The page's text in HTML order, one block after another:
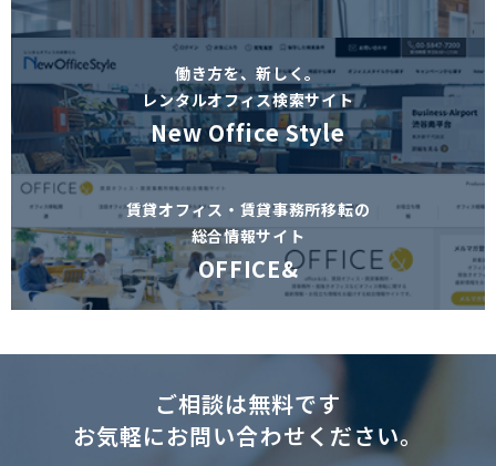
働き方を、新しく。
レンタルオフィス検索サイト
New Office Style
賃貸オフィス・賃貸事務所移転の
総合情報サイト
OFFICE&
ご相談は無料です
お気軽にお問い合わせください。